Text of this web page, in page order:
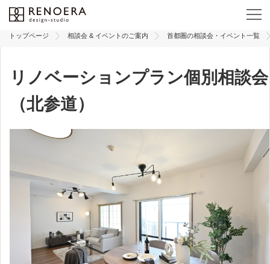
トップページ 相談会 & イベントのご案内 首都圏の相談会・イベント一覧
リノベーションプラン個別相談会
（北参道）